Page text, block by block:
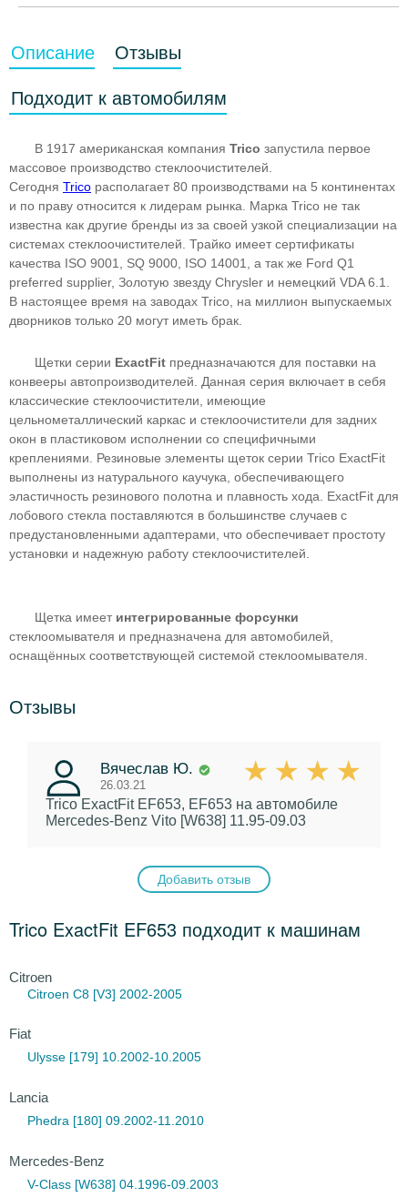
Описание Отзывы
Подходит к автомобилям
В 1917 американская компания Trico запустила первое
массовое производство стеклоочистителей.
Сегодня Trico располагает 80 производствами на 5 континентах
и по праву относится к лидерам рынка. Марка Trico не так
известна как другие бренды из за своей узкой специализации на
системах стеклоочистителей. Трайко имеет сертификаты
качества ISO 9001, SQ 9000, ISO 14001, а так же Ford Q1
preferred supplier, Золотую звезду Chrysler и немецкий VDA 6.1.
В настоящее время на заводах Trico, на миллион выпускаемых
дворников только 20 могут иметь брак.
Щетки серии ExactFit предназначаются для поставки на
конвееры автопроизводителей. Данная серия включает в себя
классические стеклоочистители, имеющие
цельнометаллический каркас и стеклоочистители для задних
окон в пластиковом исполнении со специфичными
креплениями. Резиновые элементы щеток серии Trico ExactFit
выполнены из натурального каучука, обеспечивающего
эластичность резинового полотна и плавность хода. ExactFit для
лобового стекла поставляются в большинстве случаев с
предустановленными адаптерами, что обеспечивает простоту
установки и надежную работу стеклоочистителей.
Щетка имеет интегрированные форсунки
стеклоомывателя и предназначена для автомобилей,
оснащённых соответствующей системой стеклоомывателя.
Отзывы
Вячеслав Ю.
26.03.21
Trico ExactFit EF653, EF653 на автомобиле
Mercedes-Benz Vito [W638] 11.95-09.03
Добавить отзыв
Trico ExactFit EF653 подходит к машинам
Citroen
Citroen C8 [V3] 2002-2005
Fiat
Ulysse [179] 10.2002-10.2005
Lancia
Phedra [180] 09.2002-11.2010
Mercedes-Benz
V-Class [W638] 04.1996-09.2003